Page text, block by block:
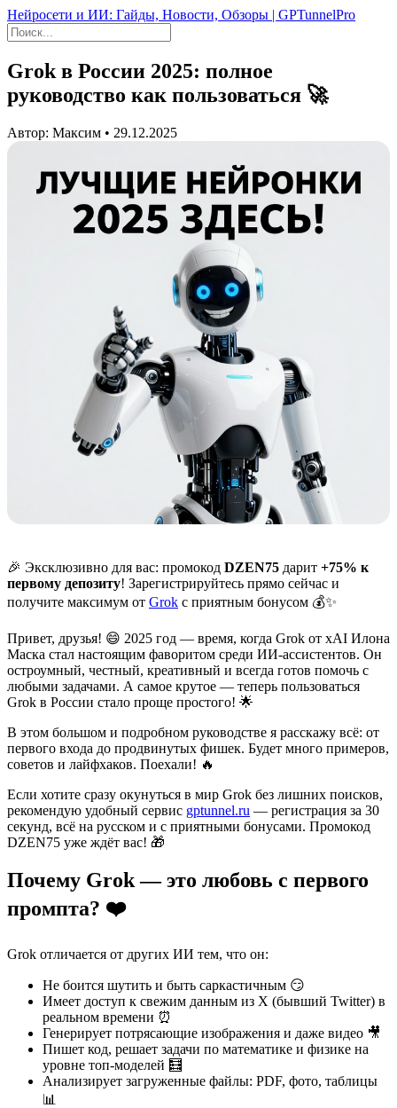
Нейросети и ИИ: Гайды, Новости, Обзоры | GPTunnelPro
Grok в России 2025: полное
руководство как пользоваться 🚀
Автор: Максим • 29.12.2025
🎉 Эксклюзивно для вас: промокод DZEN75 дарит +75% к
первому депозиту! Зарегистрируйтесь прямо сейчас и
получите максимум от Grok с приятным бонусом 💰✨
Привет, друзья! 😄 2025 год — время, когда Grok от xAI Илона
Маска стал настоящим фаворитом среди ИИ-ассистентов. Он
остроумный, честный, креативный и всегда готов помочь с
любыми задачами. А самое крутое — теперь пользоваться
Grok в России стало проще простого! 🌟
В этом большом и подробном руководстве я расскажу всё: от
первого входа до продвинутых фишек. Будет много примеров,
советов и лайфхаков. Поехали! 🔥
Если хотите сразу окунуться в мир Grok без лишних поисков,
рекомендую удобный сервис gptunnel.ru — регистрация за 30
секунд, всё на русском и с приятными бонусами. Промокод
DZEN75 уже ждёт вас! 🎁
Почему Grok — это любовь с первого
промпта? ❤️
Grok отличается от других ИИ тем, что он:
Не боится шутить и быть саркастичным 😏
Имеет доступ к свежим данным из X (бывший Twitter) в
реальном времени ⏰
Генерирует потрясающие изображения и даже видео 🎥
Пишет код, решает задачи по математике и физике на
уровне топ-моделей 🧮
Анализирует загруженные файлы: PDF, фото, таблицы
📊